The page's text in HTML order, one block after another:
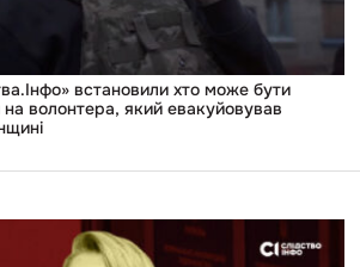
встановили хто може бути
волонтера, який евакуйовував